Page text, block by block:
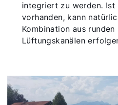
integriert zu werden. Ist
vorhanden, kann
Kombination aus
Lüftungskanälen